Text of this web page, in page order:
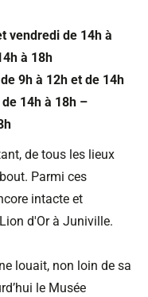
vendredi de 14h à
à 18h
9h à 12h et de 14h
14h à 18h –
de tous les lieux
Parmi ces
intacte et
d'Or à Juniville.
louait, non loin de sa
le Musée